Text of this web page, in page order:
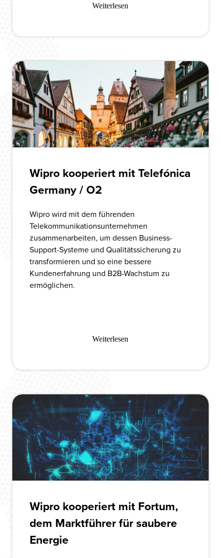
Weiterlesen
Wipro kooperiert mit Telefónica
Germany / O2
Wipro wird mit dem führenden
Telekommunikationsunternehmen
zusammenarbeiten, um dessen Business-
Support-Systeme und Qualitätssicherung zu
transformieren und so eine bessere
Kundenerfahrung und B2B-Wachstum zu
ermöglichen.
Weiterlesen
Wipro kooperiert mit Fortum,
dem Marktführer für saubere
Energie